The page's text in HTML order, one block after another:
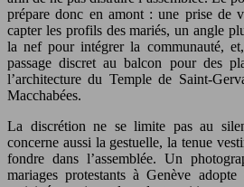
prépare donc en amont : une prise de
capter les profils des mariés, un angle
la nef pour intégrer la communauté,
passage discret au balcon pour des
l’architecture du Temple de Saint-
Macchabées.
La discrétion ne se limite pas au
concerne aussi la gestuelle, la tenue
fondre dans l’assemblée. Un
mariages protestants à Genève